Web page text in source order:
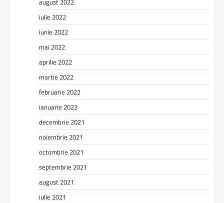
august 2022
iulie 2022
iunie 2022
mai 2022
aprilie 2022
martie 2022
februarie 2022
ianuarie 2022
decembrie 2021
noiembrie 2021
octombrie 2021
septembrie 2021
august 2021
iulie 2021